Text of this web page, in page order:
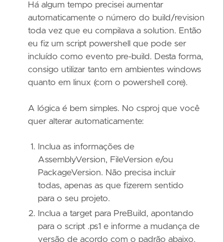
Há algum tempo precisei aumentar
automaticamente o número do build/revision
toda vez que eu compilava a solution. Então
eu fiz um script powershell que pode ser
incluído como evento pre-build. Desta forma,
consigo utilizar tanto em ambientes windows
quanto em linux (com o powershell core).
A lógica é bem simples. No csproj que você
quer alterar automaticamente:
Inclua as informações de
AssemblyVersion, FileVersion e/ou
PackageVersion. Não precisa incluir
todas, apenas as que fizerem sentido
para o seu projeto.
Inclua a target para PreBuild, apontando
para o script .ps1 e informe a mudança de
versão de acordo com o padrão abaixo.